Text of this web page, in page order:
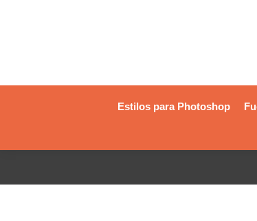
Estilos para Photoshop